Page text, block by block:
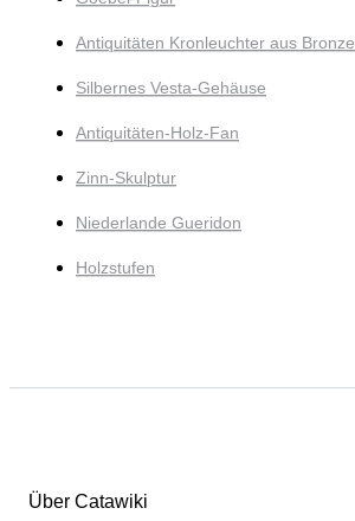
Antiquitäten Kronleuchter aus Bronze
Silbernes Vesta-Gehäuse
Antiquitäten-Holz-Fan
Zinn-Skulptur
Niederlande Gueridon
Holzstufen
Über Catawiki